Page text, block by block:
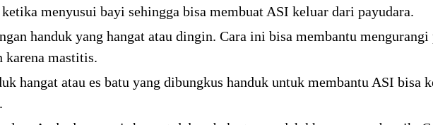
menyusui bayi sehingga bisa membuat ASI keluar dari payudara.
handuk yang hangat atau dingin. Cara ini bisa membantu mengurangi
karena mastitis.
hangat atau es batu yang dibungkus handuk untuk membantu ASI bisa